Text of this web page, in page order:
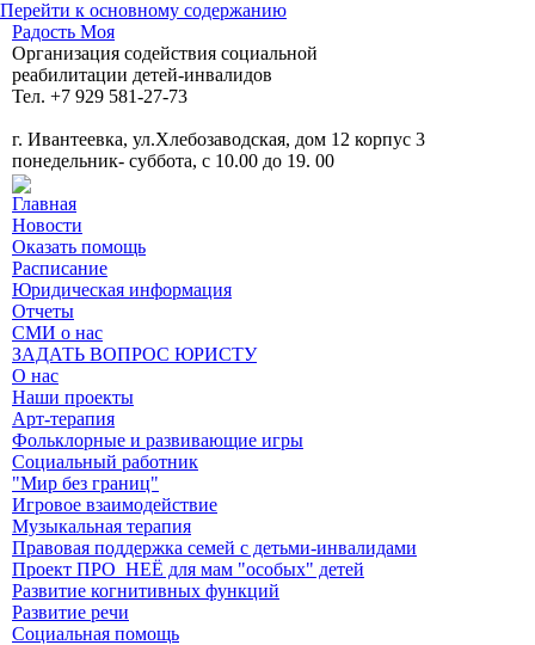
Перейти к основному содержанию
Радость Моя
Организация содействия социальной
реабилитации детей-инвалидов
Тел. +7 929 581-27-73
г. Ивантеевка, ул.Хлебозаводская, дом 12 корпус 3
понедельник- суббота, с 10.00 до 19. 00
Главная
Новости
Оказать помощь
Расписание
Юридическая информация
Отчеты
СМИ о нас
ЗАДАТЬ ВОПРОС ЮРИСТУ
О нас
Наши проекты
Арт-терапия
Фольклорные и развивающие игры
Социальный работник
"Мир без границ"
Игровое взаимодействие
Музыкальная терапия
Правовая поддержка семей с детьми-инвалидами
Проект ПРО_НЕЁ для мам "особых" детей
Развитие когнитивных функций
Развитие речи
Социальная помощь